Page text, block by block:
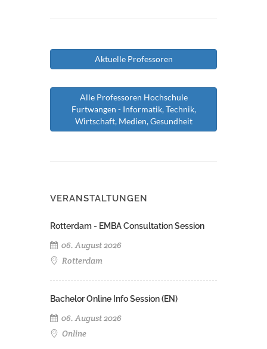
Aktuelle Professoren
Alle Professoren Hochschule
Furtwangen - Informatik, Technik,
Wirtschaft, Medien, Gesundheit
VERANSTALTUNGEN
Rotterdam - EMBA Consultation Session
06. August 2026
Rotterdam
Bachelor Online Info Session (EN)
06. August 2026
Online